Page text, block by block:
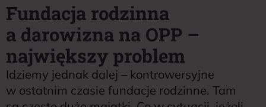
Fundacja rodzinna
a darowizna na OPP –
największy problem
Idziemy jednak dalej – kontrowersyjne
w ostatnim czasie fundacje rodzinne. Tam